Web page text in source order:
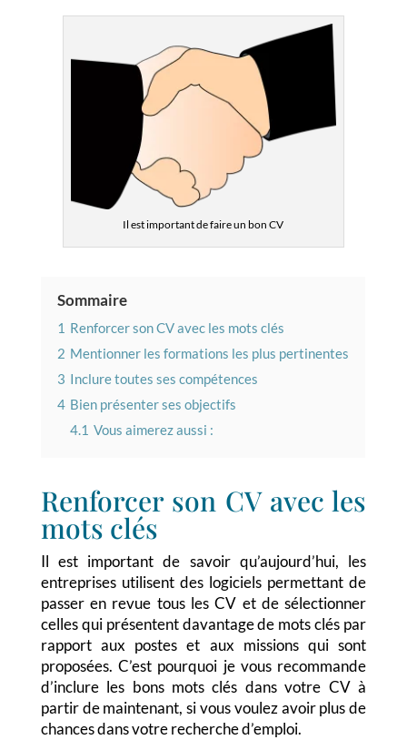
Il est important de faire un bon CV
Sommaire
1 Renforcer son CV avec les mots clés
2 Mentionner les formations les plus pertinentes
3 Inclure toutes ses compétences
4 Bien présenter ses objectifs
4.1 Vous aimerez aussi :
Renforcer son CV avec les
mots clés
Il est important de savoir qu’aujourd’hui, les
entreprises utilisent des logiciels permettant de
passer en revue tous les CV et de sélectionner
celles qui présentent davantage de mots clés par
rapport aux postes et aux missions qui sont
proposées. C’est pourquoi je vous recommande
d’inclure les bons mots clés dans votre CV à
partir de maintenant, si vous voulez avoir plus de
chances dans votre recherche d’emploi.